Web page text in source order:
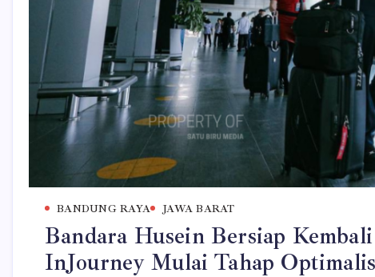
BANDUNG RAYA JAWA BARAT
Bandara Husein Bersiap
InJourney Mulai Tahap